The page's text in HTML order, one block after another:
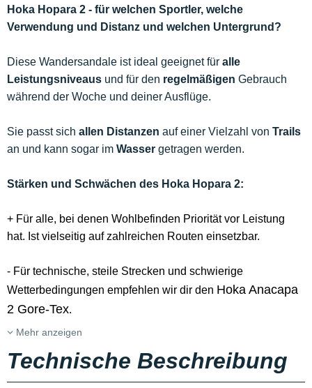
Hoka Hopara 2 - für welchen Sportler, welche
Verwendung und Distanz und welchen Untergrund?
Diese Wandersandale ist ideal geeignet für alle
Leistungsniveaus und für den regelmäßigen Gebrauch
während der Woche und deiner Ausflüge.
Sie passt sich allen Distanzen auf einer Vielzahl von Trails
an und kann sogar im Wasser getragen werden.
Stärken und Schwächen des Hoka Hopara 2:
+ Für alle, bei denen Wohlbefinden Priorität vor Leistung
hat. Ist vielseitig auf zahlreichen Routen einsetzbar.
- Für technische, steile Strecken und schwierige
Wetterbedingungen empfehlen wir dir den Hoka Anacapa
2 Gore-Tex.
Mehr anzeigen
Technische Beschreibung